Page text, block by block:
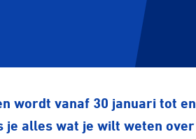
wordt vanaf 30 januari tot
je alles wat je wilt weten